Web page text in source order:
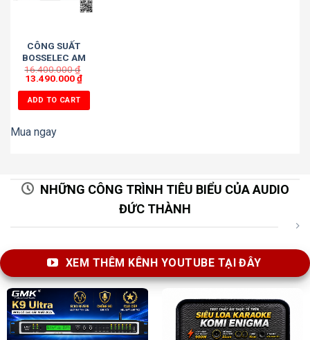
CÔNG SUẤT
BOSSELEC AM
9004 PRO
16.400.000₫
13.490.000₫
ADD TO CART
Mua ngay
NHỮNG CÔNG TRÌNH TIÊU BIỂU CỦA AUDIO
ĐỨC THÀNH
XEM THÊM KÊNH YOUTUBE TẠI ĐÂY